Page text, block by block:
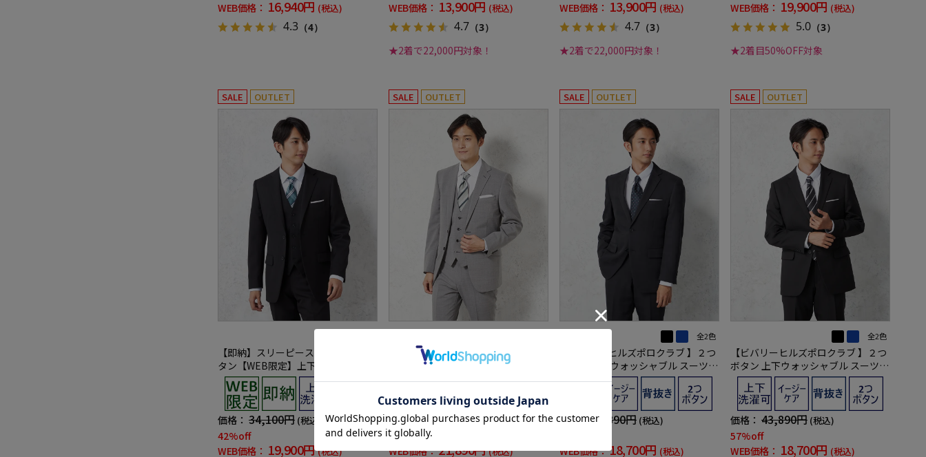
WEB価格： 16,940円 (税込)
4.3 （4）
WEB価格： 13,900円 (税込)
4.7 （3）
★2着で22,000円対象！
WEB価格： 13,900円 (税込)
4.7 （3）
★2着で22,000円対象！
WEB価格： 19,900円 (税込)
5.0 （3）
★2着目50%OFF対象
SALE OUTLET
【即納】スリーピーススーツ 2つボ
タン【WEB限定】上下ウォッシャブ
ル ブラック シャドウストライプ 3シ
ーズン対応
価格： 34,100円 (税込)
42%off
WEB価格： 19,900円(税込)
SALE OUTLET
【ウォッシャブル】スリーピースス
ーツ【nero/スリムデザイン】ウー
ル混 2つボタン ノータック ストライ
価格：72,490円(税込)
70%off
WEB価格：21,890円(税込)
SALE OUTLET
全2色
【ビバリーヒルズポロクラブ 】２つ
ボタン 上下ウォッシャブル スーツ
通年
価格：43,890円 (税込)
WEB価格：18,700円 (税込)
SALE OUTLET
全2色
【ビバリーヒルズポロクラブ 】２つ
ボタン 上下ウォッシャブル スーツ
通年
価格： 43,890円 (税込)
57%off
WEB価格： 18,700円 (税込)